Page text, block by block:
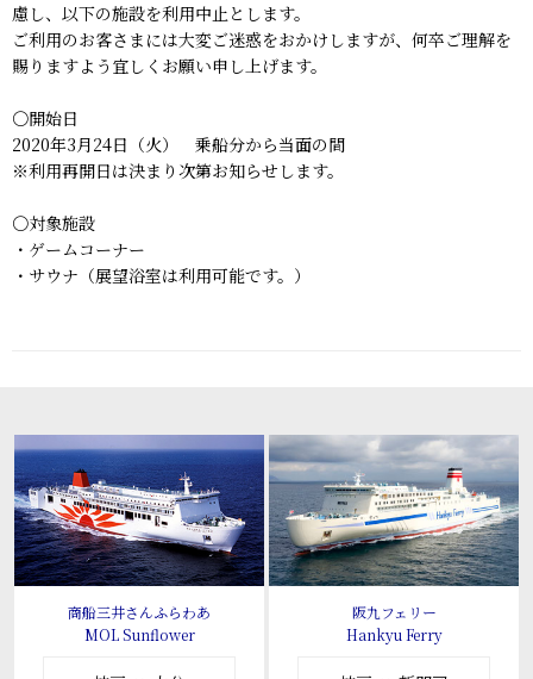
慮し、以下の施設を利用中止とします。
ご利用のお客さまには大変ご迷惑をおかけしますが、何卒ご理解を
賜りますよう宜しくお願い申し上げます。
〇開始日
2020年3月24日（火） 乗船分から当面の間
※利用再開日は決まり次第お知らせします。
〇対象施設
・ゲームコーナー
・サウナ（展望浴室は利用可能です。）
商船三井さんふらわあ
MOL Sunflower
阪九フェリー
Hankyu Ferry